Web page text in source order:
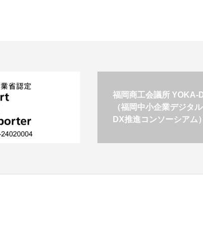
福岡商工会議所 YOKA-
（福岡中小企業デジタル
DX推進コンソーシアム）